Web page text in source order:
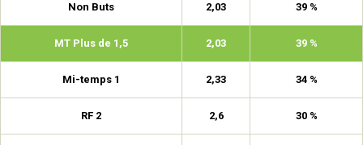
Non Buts 2,03 39 %
MT Plus de 1,5 2,03 39 %
Mi-temps 1 2,33 34 %
RF 2 2,6 30 %